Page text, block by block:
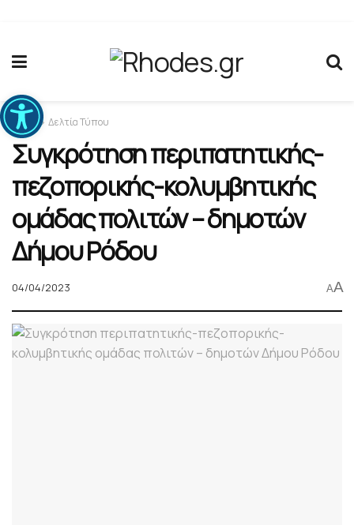
Ανοίξτε τη γραμμή εργαλείων
Home Δελτία Τύπου
Συγκρότηση περιπατητικής-
πεζοπορικής-κολυμβητικής
ομάδας πολιτών – δημοτών
Δήμου Ρόδου
04/04/2023 AA